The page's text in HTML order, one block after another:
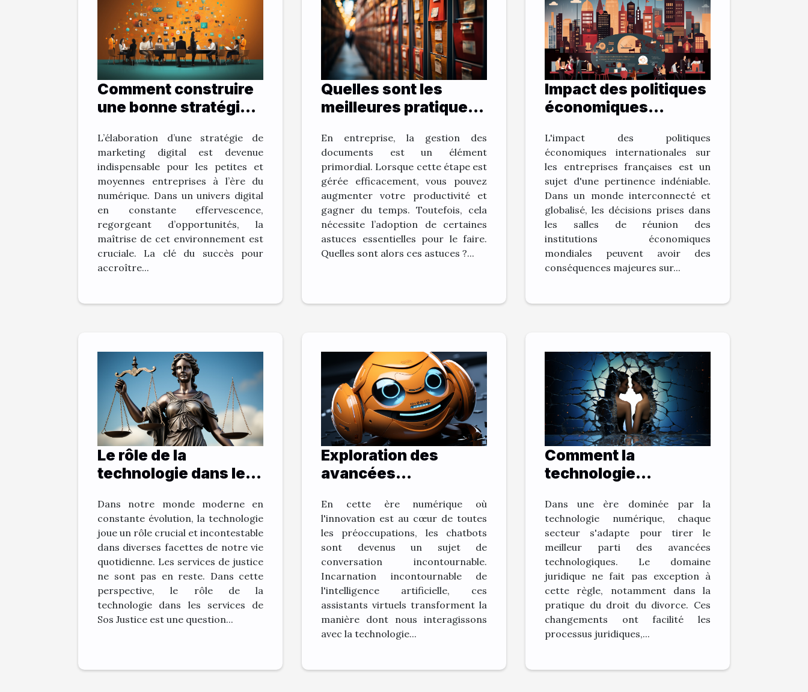
Comment construire
une bonne stratégie
L’élaboration d’une stratégie de
marketing digital est devenue
indispensable pour les petites et
moyennes entreprises à l’ère du
numérique. Dans un univers digital
en constante effervescence,
regorgeant d’opportunités, la
maîtrise de cet environnement est
cruciale. La clé du succès pour
accroître...
Quelles sont les
meilleures pratiques
documents et gagner
du temps ?
En entreprise, la gestion des
documents est un élément
primordial. Lorsque cette étape est
gérée efficacement, vous pouvez
augmenter votre productivité et
gagner du temps. Toutefois, cela
nécessite l’adoption de certaines
astuces essentielles pour le faire.
Quelles sont alors ces astuces ?...
Impact des politiques
économiques
vitalité des
entreprises
françaises
L'impact des politiques
économiques internationales sur
les entreprises françaises est un
sujet d'une pertinence indéniable.
Dans un monde interconnecté et
globalisé, les décisions prises dans
les salles de réunion des
institutions économiques
mondiales peuvent avoir des
conséquences majeures sur...
Le rôle de la
technologie dans les
Justice
Dans notre monde moderne en
constante évolution, la technologie
joue un rôle crucial et incontestable
dans diverses facettes de notre vie
quotidienne. Les services de justice
ne sont pas en reste. Dans cette
perspective, le rôle de la
technologie dans les services de
Sos Justice est une question...
Exploration des
avancées
L'évolution des
chatbots
En cette ère numérique où
l'innovation est au cœur de toutes
les préoccupations, les chatbots
sont devenus un sujet de
conversation incontournable.
Incarnation incontournable de
l'intelligence artificielle, ces
assistants virtuels transforment la
manière dont nous interagissons
avec la technologie...
Comment la
technologie
pratique du droit du
divorce
Dans une ère dominée par la
technologie numérique, chaque
secteur s'adapte pour tirer le
meilleur parti des avancées
technologiques. Le domaine
juridique ne fait pas exception à
cette règle, notamment dans la
pratique du droit du divorce. Ces
changements ont facilité les
processus juridiques,...